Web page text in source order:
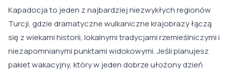
Kapadocja to jeden z najbardziej niezwykłych regionów
Turcji, gdzie dramatyczne wulkaniczne krajobrazy łączą
się z wiekami historii, lokalnymi tradycjami rzemieślniczymi i
niezapomnianymi punktami widokowymi. Jeśli planujesz
pakiet wakacyjny, który w jeden dobrze ułożony dzień